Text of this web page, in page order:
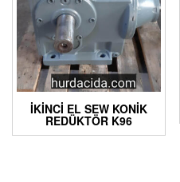
İKINCI EL SEW KONIK
REDÜKTÖR K96